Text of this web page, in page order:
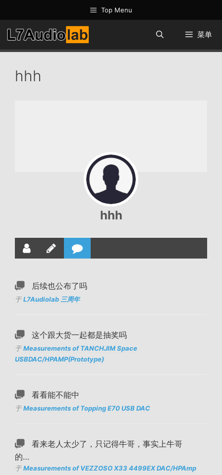
至
内
容
Top Menu
菜单
hhh
hhh
后续也公布了吗
于L7Audiolab 三周年
这个跟大货一起都是抽奖吗
于Measurements of TANCHJIM Space
USBDAC/HPAMP(Prototype)
看看能不能中
于Measurements of Topping E70 USB DAC
看来老人太少了，只记得牛哥，事实上牛哥
的…
于Measurements of VEZZOSO X33 4499EX DAC/HPAmp